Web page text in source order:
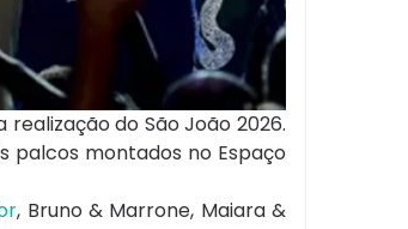
do São João 2026.
palcos montados no Espaço
, Bruno & Marrone, Maiara &